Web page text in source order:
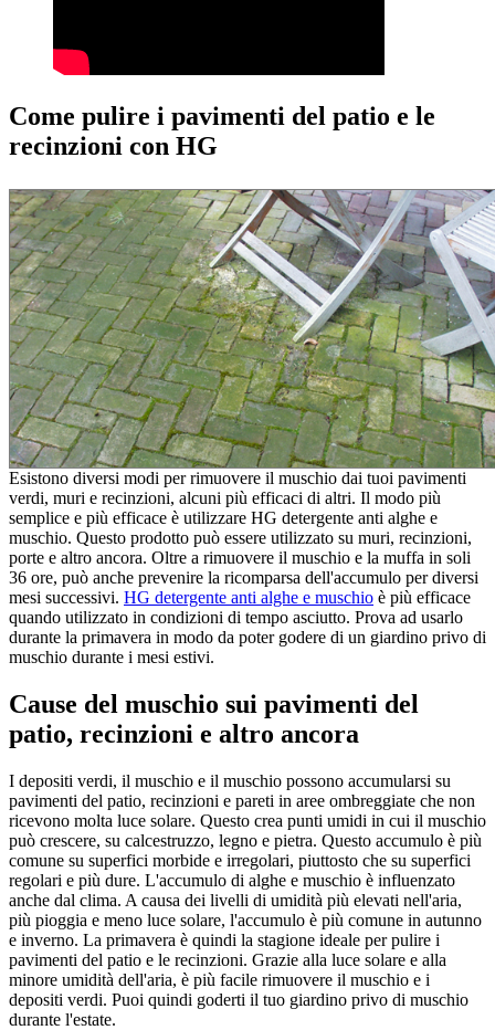
Come pulire i pavimenti del patio e le
recinzioni con HG
Esistono diversi modi per rimuovere il muschio dai tuoi pavimenti
verdi, muri e recinzioni, alcuni più efficaci di altri. Il modo più
semplice e più efficace è utilizzare HG detergente anti alghe e
muschio. Questo prodotto può essere utilizzato su muri, recinzioni,
porte e altro ancora. Oltre a rimuovere il muschio e la muffa in soli
36 ore, può anche prevenire la ricomparsa dell'accumulo per diversi
mesi successivi. HG detergente anti alghe e muschio è più efficace
quando utilizzato in condizioni di tempo asciutto. Prova ad usarlo
durante la primavera in modo da poter godere di un giardino privo di
muschio durante i mesi estivi.
Cause del muschio sui pavimenti del
patio, recinzioni e altro ancora
I depositi verdi, il muschio e il muschio possono accumularsi su
pavimenti del patio, recinzioni e pareti in aree ombreggiate che non
ricevono molta luce solare. Questo crea punti umidi in cui il muschio
può crescere, su calcestruzzo, legno e pietra. Questo accumulo è più
comune su superfici morbide e irregolari, piuttosto che su superfici
regolari e più dure. L'accumulo di alghe e muschio è influenzato
anche dal clima. A causa dei livelli di umidità più elevati nell'aria,
più pioggia e meno luce solare, l'accumulo è più comune in autunno
e inverno. La primavera è quindi la stagione ideale per pulire i
pavimenti del patio e le recinzioni. Grazie alla luce solare e alla
minore umidità dell'aria, è più facile rimuovere il muschio e i
depositi verdi. Puoi quindi goderti il tuo giardino privo di muschio
durante l'estate.